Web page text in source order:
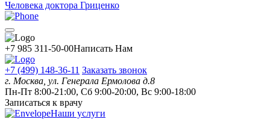
Человека доктора Гриценко
+7 985 311-50-00Написать Нам
+7 (499) 148-36-11 Заказать звонок
г. Москва, ул. Генерала Ермолова д.8
Пн-Пт 8:00-21:00, Сб 9:00-20:00, Вс 9:00-18:00
Записаться к врачу
Наши услуги